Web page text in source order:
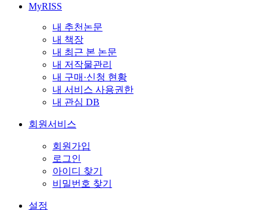
MyRISS
내 추천논문
내 책장
내 최근 본 논문
내 저작물관리
내 구매·신청 현황
내 서비스 사용권한
내 관심 DB
회원서비스
회원가입
로그인
아이디 찾기
비밀번호 찾기
설정